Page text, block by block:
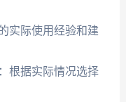
实际使用经验和建
根据实际情况选择